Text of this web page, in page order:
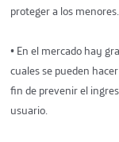
proteger a los menores.
• En el mercado hay
cuales se pueden
fin de prevenir el
usuario.